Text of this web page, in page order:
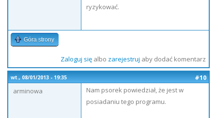
ryzykować.
Góra strony
Zaloguj sięalbo zarejestruj aby dodać komentarz
wt., 08/01/2013 - 19:35
#10
arminowa
Nam psorek powiedział, że jest w
posiadaniu tego programu.